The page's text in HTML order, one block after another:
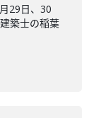
29日、30
築士の稲葉